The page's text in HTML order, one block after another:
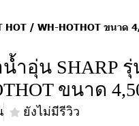
HOT / WH-HOTHOT ขนาด
ำอุ่น SHARP รุ่
ขนาด
ยังไม่มีรีวิว